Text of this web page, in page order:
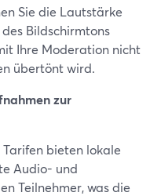
Sie die Lautstärke
Bildschirmtons
Ihre Moderation nicht
übertönt wird.
zur
bieten lokale
Audio- und
Teilnehmer, was die